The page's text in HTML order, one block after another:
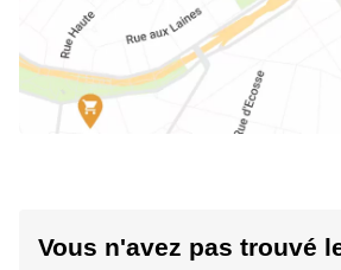
Vous n'avez pas trouvé